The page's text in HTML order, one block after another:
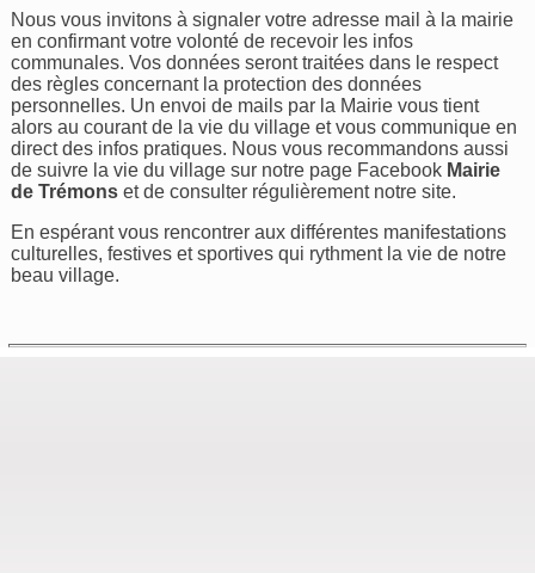
Nous vous invitons à signaler votre adresse mail à la mairie
en confirmant votre volonté de recevoir les infos
communales. Vos données seront traitées dans le respect
des règles concernant la protection des données
personnelles. Un envoi de mails par la Mairie vous tient
alors au courant de la vie du village et vous communique en
direct des infos pratiques. Nous vous recommandons aussi
de suivre la vie du village sur notre page Facebook Mairie
de Trémonset de consulter régulièrement notre site.
En espérant vous rencontrer aux différentes manifestations
culturelles, festives et sportives qui rythment la vie de notre
beau village.